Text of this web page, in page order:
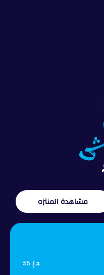
مشاهدة المنتزه
د.إ. 55